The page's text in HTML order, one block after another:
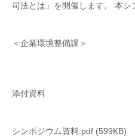
司法とは」を開催します。 本
＜企業環境整備課＞
添付資料
シンポジウム資料.pdf (599KB)